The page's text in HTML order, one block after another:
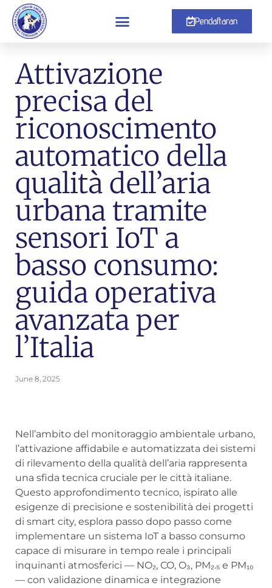
Pendaftaran
Attivazione
precisa del
riconoscimento
automatico della
qualità dell’aria
urbana tramite
sensori IoT a
basso consumo:
guida operativa
avanzata per
l’Italia
June 8, 2025
Nell’ambito del monitoraggio ambientale urbano,
l’attivazione affidabile e automatizzata dei sistemi
di rilevamento della qualità dell’aria rappresenta
una sfida tecnica cruciale per le città italiane.
Questo approfondimento tecnico, ispirato alle
esigenze di precisione e sostenibilità dei progetti
di smart city, esplora passo dopo passo come
implementare un sistema IoT a basso consumo
capace di misurare in tempo reale i principali
inquinanti atmosferici — NO₂, CO, O₃, PM₂.₅ e PM₁₀
— con validazione dinamica e integrazione